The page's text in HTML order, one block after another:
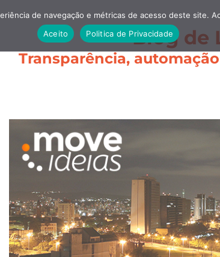
Blog de
Transparência,
de navegação e métricas de acesso deste site.
Aceito
Politica de Privacidade